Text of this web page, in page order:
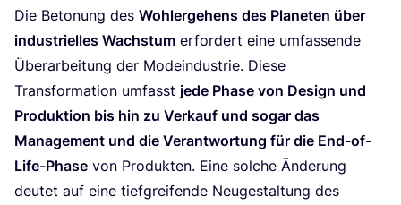
Die Beto­nung des Wohl­erge­hens des Pla­ne­ten über
indus­tri­el­les Wachs­tum erfor­dert eine umfas­sen­de
Über­ar­bei­tung der Mode­indus­trie. Die­se
Trans­for­ma­ti­on umfasst jede Pha­se von Design und
Pro­duk­ti­on bis hin zu Ver­kauf und sogar das
Manage­ment und die Ver­ant­wor­tung für die End-of-
Life-Pha­se von Pro­duk­ten. Eine sol­che Ände­rung
deu­tet auf eine tief­grei­fen­de Neu­ge­stal­tung des